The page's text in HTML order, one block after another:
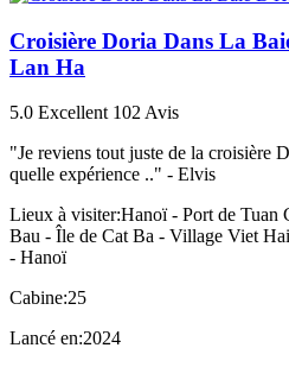
Croisière Doria Dans La
Lan Ha
5.0 Excellent 102 Avis
"Je reviens tout juste de la croisière
quelle expérience .." - Elvis
Lieux à visiter:Hanoï - Port de Tuan
Bau - Île de Cat Ba - Village Viet
- Hanoï
Cabine:25
Lancé en:2024